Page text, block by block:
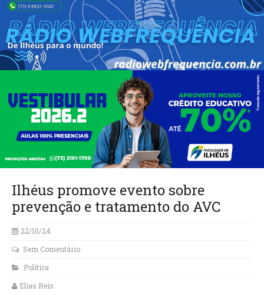
Ilhéus promove evento sobre
prevenção e tratamento do AVC
22/10/24
Sem Comentário
Política
Elias Reis